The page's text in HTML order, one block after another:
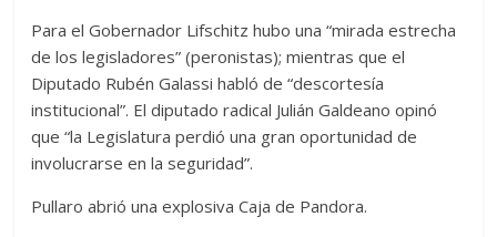
Para el Gobernador Lifschitz hubo una “mirada estrecha
de los legisladores” (peronistas); mientras que el
Diputado Rubén Galassi habló de “descortesía
institucional”. El diputado radical Julián Galdeano opinó
que “la Legislatura perdió una gran oportunidad de
involucrarse en la seguridad”.
Pullaro abrió una explosiva Caja de Pandora.